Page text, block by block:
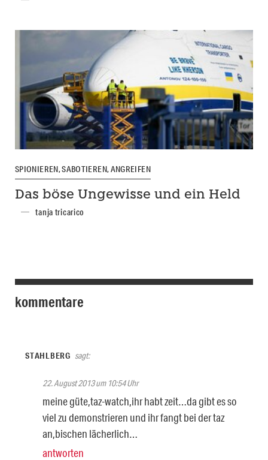
SPIONIEREN, SABOTIEREN, ANGREIFEN
Das böse Ungewisse und ein Held
tanja tricarico
kommentare
STAHLBERG sagt:
22. August 2013 um 10:54 Uhr
meine güte,taz-watch,ihr habt zeit…da gibt es so
viel zu demonstrieren und ihr fangt bei der taz
an,bischen lächerlich…
antworten